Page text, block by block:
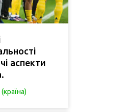
аспекти
(країна)